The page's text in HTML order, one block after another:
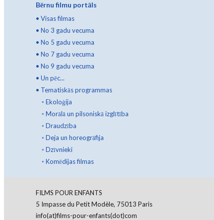
Bērnu filmu portāls
• Visas filmas
• No 3 gadu vecuma
• No 5 gadu vecuma
• No 7 gadu vecuma
• No 9 gadu vecuma
• Un pēc...
• Tematiskās programmas
◦ Ekoloģija
◦ Morālā un pilsoniskā izglītība
◦ Draudzība
◦ Deja un horeogrāfija
◦ Dzīvnieki
◦ Komēdijas filmas
FILMS POUR ENFANTS
5 Impasse du Petit Modèle, 75013 Paris
info(at)films-pour-enfants(dot)com